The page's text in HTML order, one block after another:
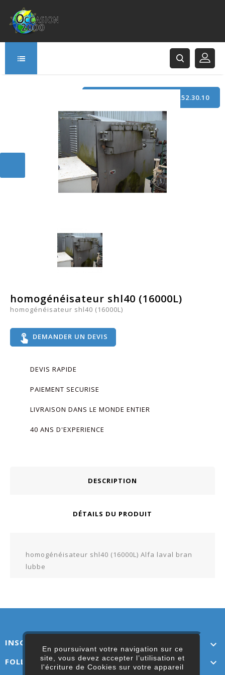
En poursuivant votre navigation sur ce
site, vous devez accepter l’utilisation et
l'écriture de Cookies sur votre appareil
TÉLÉPHONE : +33 (0)3.21.52.30.10
166 Rue Principale
62120 Saint-Hilaire-Cottes
homogénéisateur shl40 (16000L)
homogénéisateur shl40 (16000L)
touch_app DEMANDER UN DEVIS
DEVIS RAPIDE
PAIEMENT SECURISE
LIVRAISON DANS LE MONDE ENTIER
40 ANS D'EXPERIENCE
DESCRIPTION
DÉTAILS DU PRODUIT
homogénéisateur shl40 (16000L) Alfa laval bran
lubbe
INSCRIVEZ-VOUS ICI 
FOLLOW US 